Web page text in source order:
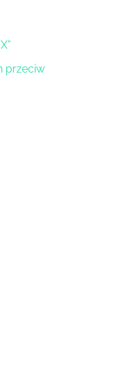
przeciw